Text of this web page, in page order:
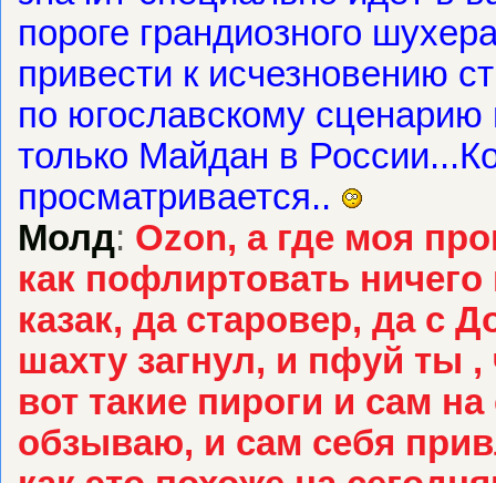
пороге грандиозного
привести к исчезновению
по югославскому сценарию
только Майдан в
просматривается..
Молд: Ozon, а где моя
как пофлиртовать
казак, да старовер, да с
шахту загнул, и пфуй ты ,
вот такие пироги и сам
обзываю, и сам себя